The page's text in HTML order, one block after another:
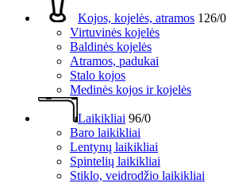
Kojos, kojelės, atramos 126/0
Virtuvinės kojelės
Baldinės kojelės
Atramos, padukai
Stalo kojos
Medinės kojos ir kojelės
Laikikliai 96/0
Baro laikikliai
Lentynų laikikliai
Spintelių laikikliai
Stiklo, veidrodžio laikikliai